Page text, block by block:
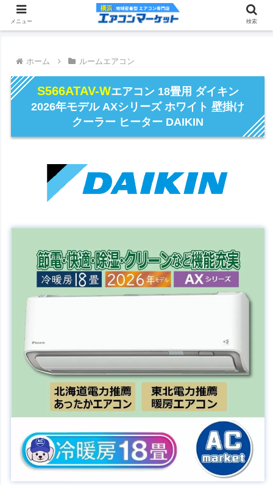
ホーム ルームエアコン
S566ATAV-Wエアコン 18畳用 ダイキン
2026年モデル AXシリーズ ホワイト 壁掛け
クーラー ヒーター DAIKIN
メニュー 検索